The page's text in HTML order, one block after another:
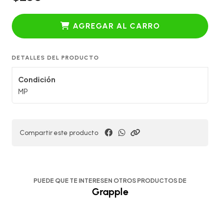
AGREGAR AL CARRO
DETALLES DEL PRODUCTO
Condición
MP
Compartir este producto
PUEDE QUE TE INTERESEN OTROS PRODUCTOS DE
Grapple